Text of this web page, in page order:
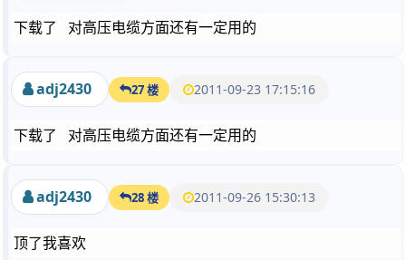
下载了 对高压电缆方面还有一定用的
adj2430 27 楼 2011-09-23 17:15:16
下载了 对高压电缆方面还有一定用的
adj2430 28 楼 2011-09-26 15:30:13
顶了我喜欢